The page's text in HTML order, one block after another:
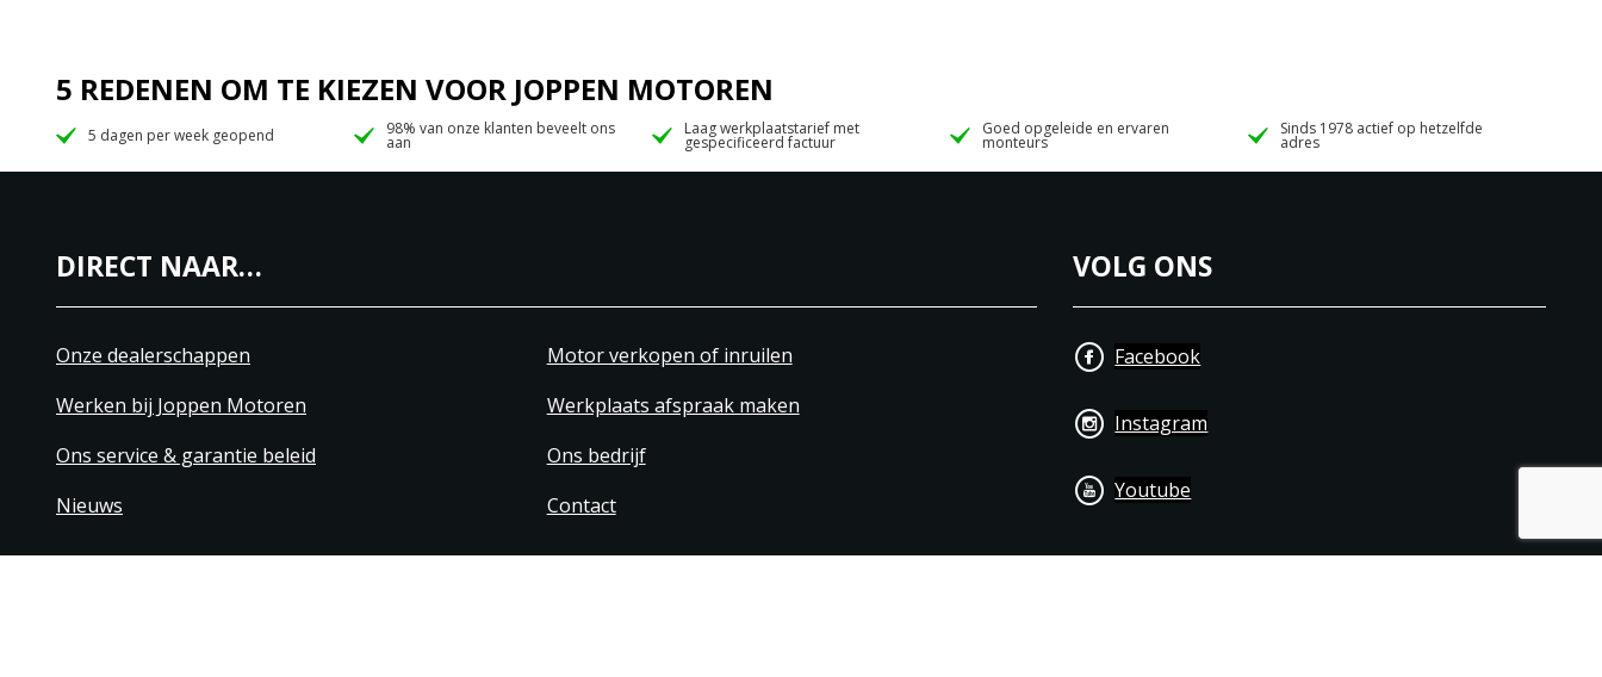
5 REDENEN OM TE KIEZEN VOOR JOPPEN MOTOREN
5 dagen per week geopend 98% van onze klanten beveelt ons
aan
Laag werkplaatstarief met
gespecificeerd factuur
Goed opgeleide en ervaren
monteurs
Sinds 1978 actief op hetzelfde
adres
DIRECT NAAR…
Onze dealerschappen
Motor verkopen of inruilen
Werken bij Joppen Motoren
Werkplaats afspraak maken
Ons service & garantie beleid
Ons bedrijf
Nieuws
Contact
VOLG ONS
Facebook
Instagram
Youtube